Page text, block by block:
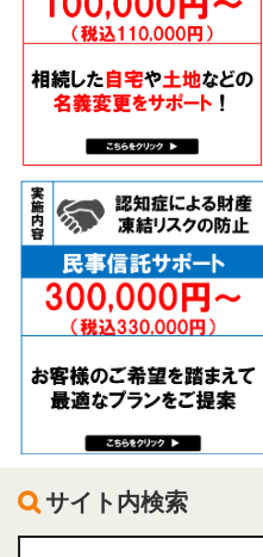
サイト内検索